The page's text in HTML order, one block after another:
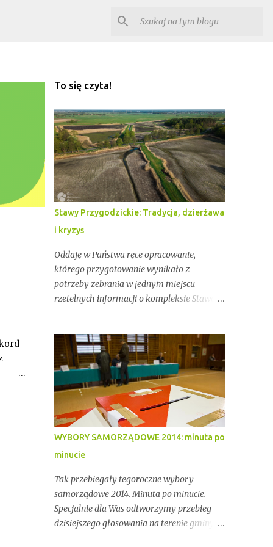
To się czyta!
Stawy Przygodzickie: Tradycja, dzierżawa
i kryzys
Oddaję w Państwa ręce opracowanie,
którego przygotowanie wynikało z
potrzeby zebrania w jednym miejscu
rzetelnych informacji o kompleksie Stawów
gospodarczym i społecznym. Przez lata
stawy te były miejscem stabilnej hodowli
ryb, ważnym punktem lokalnej tożsamości
oraz kluczowym elementem ekosystemu
Doliny Baryczy. W ostatnich latach stały się
jednak również przedmiotem konfliktów,
napięć i realnych zagrożeń związanych z
brakiem ciągłości dzierżawy oraz
niewystarczającym wsparciem
instytucjonalnym.
WYBORY SAMORZĄDOWE 2014: minuta po
minucie
Tak przebiegały tegoroczne wybory
samorządowe 2014. Minuta po minucie.
Specjalnie dla Was odtworzymy przebieg
dzisiejszego głosowania na terenie gminy